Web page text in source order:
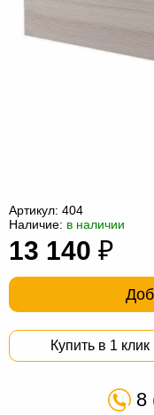
мешки
Мебель
из
ротанга
Садовая
мебель
Косметологическое
оборудование
Артикул: 404
Наличие: в наличии
13 140 ₽
Купить в 1 клик
8